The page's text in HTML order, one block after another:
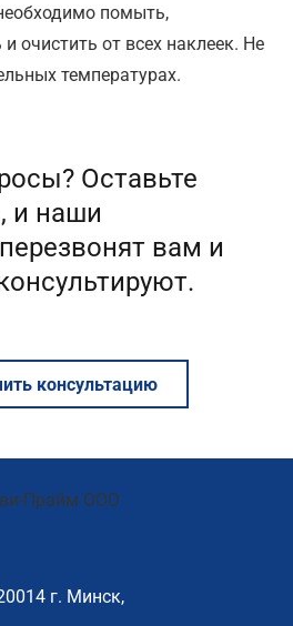
помыть,
очистить от всех наклеек. Не
температурах.
Оставьте
и наши
вам и
консультацию
г. Минск,